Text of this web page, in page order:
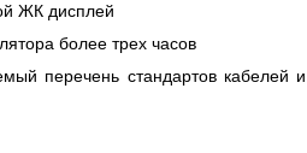
ЖК дисплей
более трех часов
перечень стандартов кабелей и